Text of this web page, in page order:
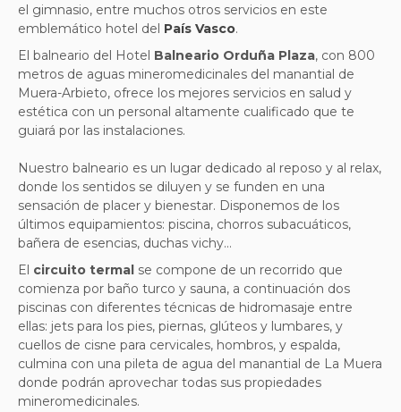
el gimnasio, entre muchos otros servicios en este
emblemático hotel del País Vasco.
El balneario del Hotel Balneario Orduña Plaza, con 800
metros de aguas mineromedicinales del manantial de
Muera-Arbieto, ofrece los mejores servicios en salud y
estética con un personal altamente cualificado que te
guiará por las instalaciones.
Nuestro balneario es un lugar dedicado al reposo y al relax,
donde los sentidos se diluyen y se funden en una
sensación de placer y bienestar. Disponemos de los
últimos equipamientos: piscina, chorros subacuáticos,
bañera de esencias, duchas vichy…
El circuito termal se compone de un recorrido que
comienza por baño turco y sauna, a continuación dos
piscinas con diferentes técnicas de hidromasaje entre
ellas: jets para los pies, piernas, glúteos y lumbares, y
cuellos de cisne para cervicales, hombros, y espalda,
culmina con una pileta de agua del manantial de La Muera
donde podrán aprovechar todas sus propiedades
mineromedicinales.